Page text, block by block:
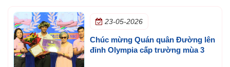
23-05-2026
Chúc mừng Quán quân Đường lên
đỉnh Olympia cấp trường mùa 3